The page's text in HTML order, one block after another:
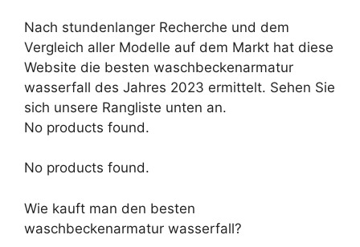
Nach stundenlanger Recherche und dem
Vergleich aller Modelle auf dem Markt hat diese
Website die besten waschbeckenarmatur
wasserfall des Jahres 2023 ermittelt. Sehen Sie
sich unsere Rangliste unten an.
No products found.
No products found.
Wie kauft man den besten
waschbeckenarmatur wasserfall?